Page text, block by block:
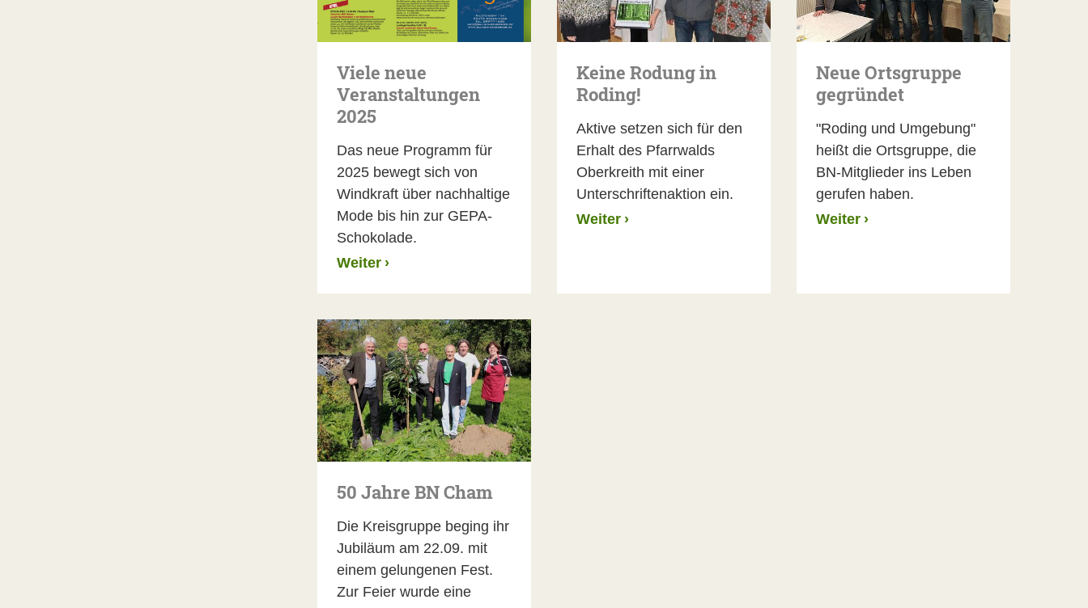
Viele neue
Veranstaltungen
2025
Das neue Programm für
2025 bewegt sich von
Windkraft über nachhaltige
Mode bis hin zur GEPA-
Schokolade.
Weiter ›
Keine Rodung in
Roding!
Aktive setzen sich für den
Erhalt des Pfarrwalds
Oberkreith mit einer
Unterschriftenaktion ein.
Weiter ›
Neue Ortsgruppe
gegründet
"Roding und Umgebung"
heißt die Ortsgruppe, die
BN-Mitglieder ins Leben
gerufen haben.
Weiter ›
50 Jahre BN Cham
Die Kreisgruppe beging ihr
Jubiläum am 22.09. mit
einem gelungenen Fest.
Zur Feier wurde eine